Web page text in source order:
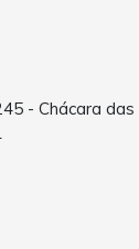
- Chácara